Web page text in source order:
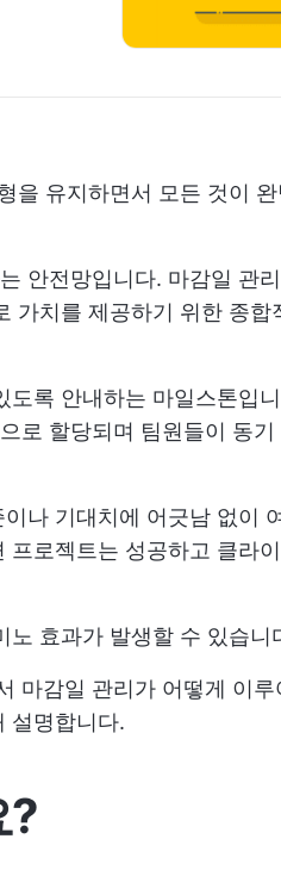
을 유지하면서 모든 것이 완
안전망입니다. 마감일 관
가치를 제공하기 위한 종합
록 안내하는 마일스톤입
로 할당되며 팀원들이 동기
나 기대치에 어긋남 없이
로젝트는 성공하고 클라
노 효과가 발생할 수 있습니
마감일 관리가 어떻게 이루
설명합니다.
?